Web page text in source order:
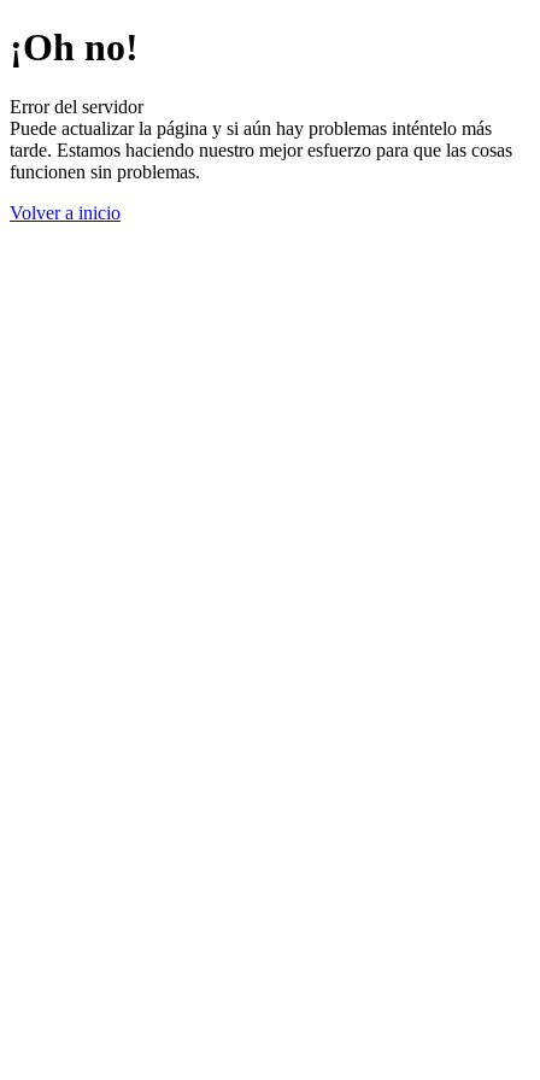
¡Oh no!
Error del servidor
Puede actualizar la página y si aún hay problemas inténtelo más
tarde. Estamos haciendo nuestro mejor esfuerzo para que las cosas
funcionen sin problemas.
Volver a inicio